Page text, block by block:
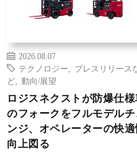
2026.08.07
テクノロジー
プレスリリース
ど
動向/展望
ロジスネクストが防爆仕様
のフォークをフルモデルチ
ンジ、オペレーターの快適
向上図る